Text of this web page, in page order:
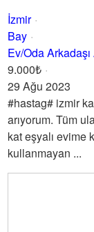
İzmir
Bay
Ev/Oda Arkadaşı
9.000₺
29 Ağu 2023
#hastag# izmir
arıyorum. Tüm
kat eşyalı evime
kullanmayan ...